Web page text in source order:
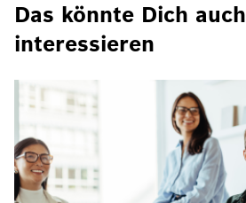
Das könnte Dich auch
interessieren